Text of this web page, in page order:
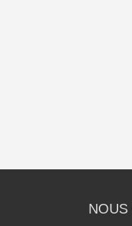
NOUS